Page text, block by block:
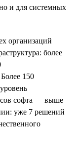
и для системных
организаций
более
150
софта — выше
уже 7 решений